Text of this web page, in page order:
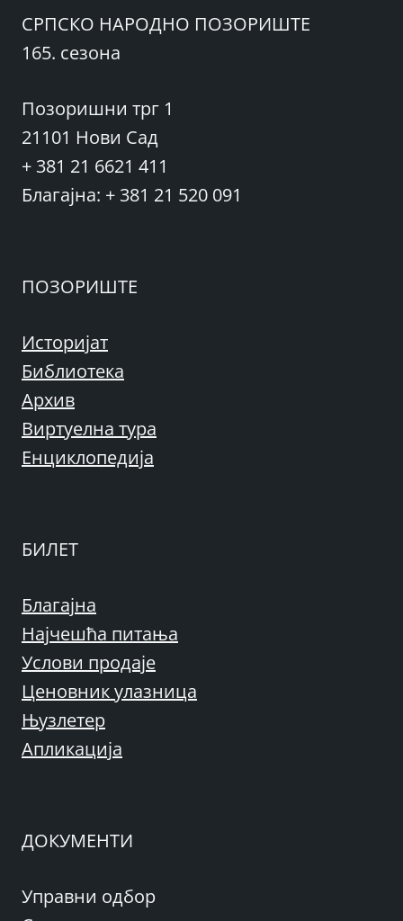
СРПСКО НАРОДНО ПОЗОРИШТЕ
165. сезона
Позоришни трг 1
21101 Нови Сад
+ 381 21 6621 411
Благајна: + 381 21 520 091
ПОЗОРИШТЕ
Историјат
Библиотека
Архив
Виртуелна тура
Енциклопедија
БИЛЕТ
Благајна
Најчешћа питања
Услови продаје
Ценовник улазница
Њузлетер
Апликација
ДОКУМЕНТИ
Управни одбор